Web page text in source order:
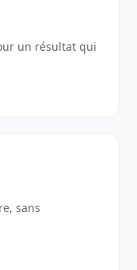
un résultat qui
sans